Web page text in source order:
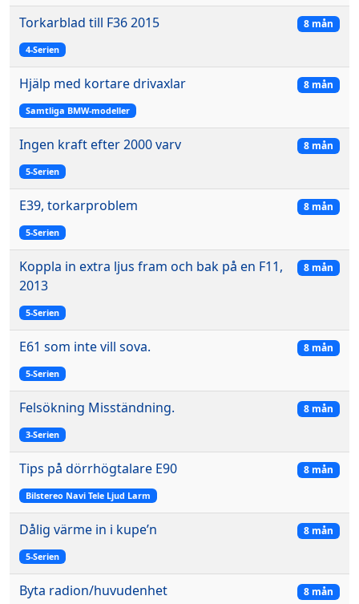
Torkarblad till F36 2015
4-Serien
8 mån
Hjälp med kortare drivaxlar
Samtliga BMW-modeller
8 mån
Ingen kraft efter 2000 varv
5-Serien
8 mån
E39, torkarproblem
5-Serien
8 mån
Koppla in extra ljus fram och bak på en F11,
2013
5-Serien
8 mån
E61 som inte vill sova.
5-Serien
8 mån
Felsökning Misständning.
3-Serien
8 mån
Tips på dörrhögtalare E90
Bilstereo Navi Tele Ljud Larm
8 mån
Dålig värme in i kupe’n
5-Serien
8 mån
Byta radion/huvudenhet 8 mån